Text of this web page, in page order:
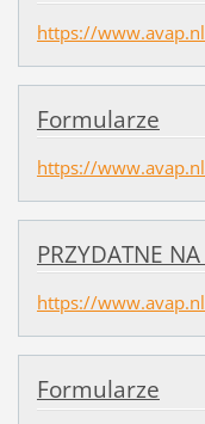
https://
Formularze
https://
PRZYDATNE
https://
Formularze